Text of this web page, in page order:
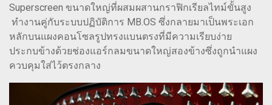
Superscreen ขนาดใหญ่ที่ผสมผสานกราฟิกเรียลไทม์ขั้นสูง
ทำงานคู่กับระบบปฏิบัติการ MB.OS ซึ่งกลายมาเป็นพระเอก
หลักบนแผงคอนโซลรูปทรงแบนตรงที่มีความเรียบง่าย
ประกบข้างด้วยช่องแอร์กลมขนาดใหญ่สองข้างซึ่งถูกนำแผง
ควบคุมใส่ไว้ตรงกลาง